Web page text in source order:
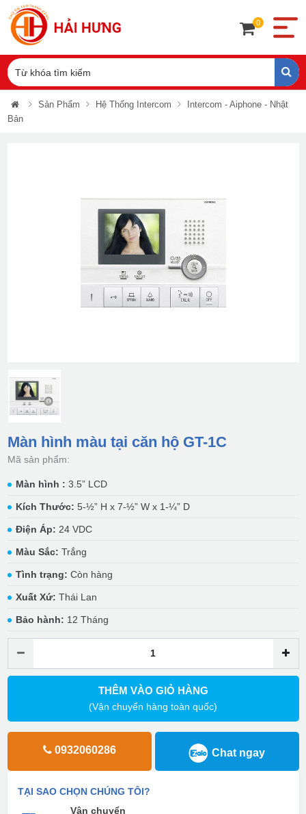
0
Sản Phẩm Hệ Thống Intercom
Intercom - Aiphone - Nhật
Bản
Màn hình màu tại căn hộ GT-1C
Mã sản phẩm:
Màn hình : 3.5” LCD
Kích Thước: 5-½” H x 7-½” W x 1-¼” D
Điện Áp: 24 VDC
Màu Sắc: Trắng
Tình trạng: Còn hàng
Xuất Xứ: Thái Lan
Bảo hành: 12 Tháng
THÊM VÀO GIỎ HÀNG
(Vận chuyển hàng toàn quốc)
0932060286 Chat ngay
TẠI SAO CHỌN CHÚNG TÔI?
Vận chuyển